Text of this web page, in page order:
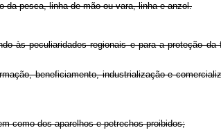
da pesca, linha de mão ou vara, linha e anzol.
às peculiaridades regionais e para a proteção
beneficiamento, industrialização e
como dos aparelhos e petrechos proibidos;